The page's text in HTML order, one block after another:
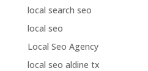
local search seo
local seo
Local Seo Agency
local seo aldine tx